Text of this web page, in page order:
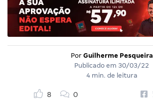
Por Guilherme Pesqueira
Publicado em 30/03/22
4 min. de leitura
8 0